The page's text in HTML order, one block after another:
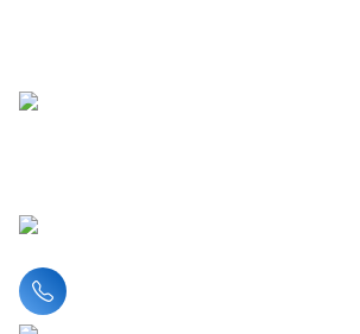
Liên hệ hotline